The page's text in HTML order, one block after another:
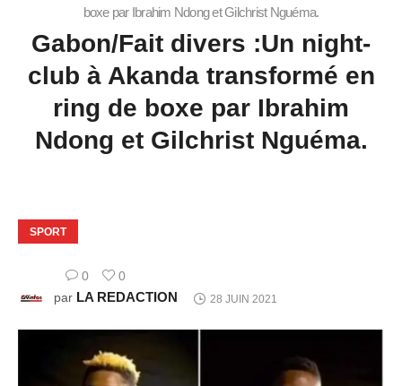
boxe par Ibrahim Ndong et Gilchrist Nguéma.
Gabon/Fait divers :Un night-
club à Akanda transformé en
ring de boxe par Ibrahim
Ndong et Gilchrist Nguéma.
SPORT
0
0
par LA REDACTION 28 JUIN 2021